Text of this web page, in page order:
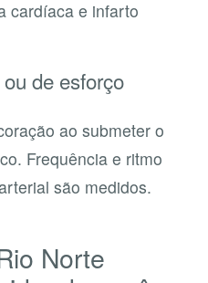
cardíaca e infarto
de esforço
ao submeter o
Frequência e ritmo
são medidos.
Norte